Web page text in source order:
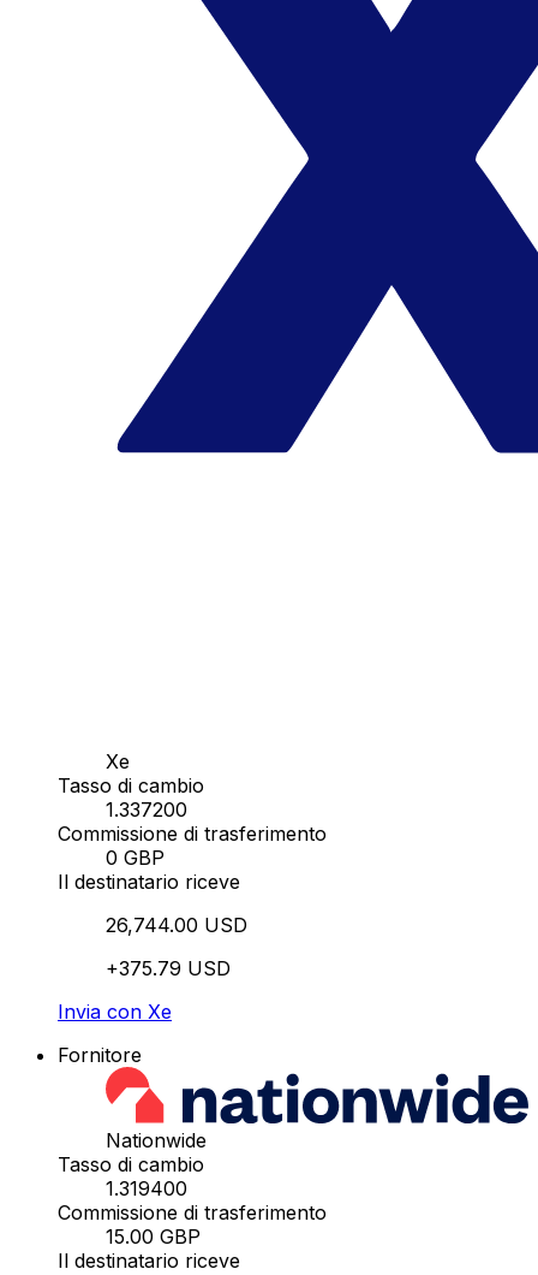
Xe
Tasso di cambio
1.337200
Commissione di trasferimento
0 GBP
Il destinatario riceve
26,744.00 USD
+375.79 USD
Invia con Xe
Fornitore
Nationwide
Tasso di cambio
1.319400
Commissione di trasferimento
15.00 GBP
Il destinatario riceve